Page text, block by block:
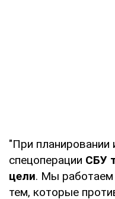
"При планировании
спецоперации СБУ
цели. Мы работаем
тем, которые